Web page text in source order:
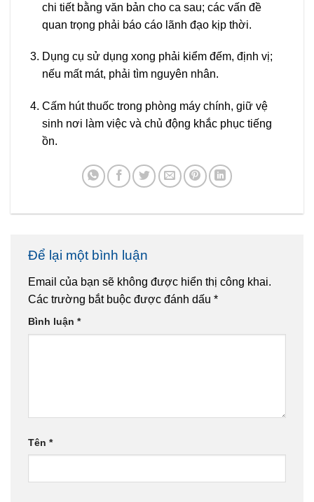
chi tiết bằng văn bản cho ca sau; các vấn đề
quan trọng phải báo cáo lãnh đạo kịp thời.
Dụng cụ sử dụng xong phải kiểm đếm, định vị;
nếu mất mát, phải tìm nguyên nhân.
Cấm hút thuốc trong phòng máy chính, giữ vệ
sinh nơi làm việc và chủ động khắc phục tiếng
ồn.
Để lại một bình luận
Email của bạn sẽ không được hiển thị công khai.
Các trường bắt buộc được đánh dấu *
Bình luận *
Tên *